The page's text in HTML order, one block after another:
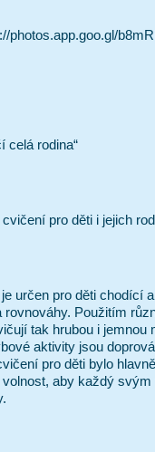
photos.app.goo.gl/
celá rodina“
cvičení pro děti i jejich
určen pro děti chodící
rovnováhy. Použitím
tak hrubou i jemnou
aktivity jsou
pro děti bylo
aby každý